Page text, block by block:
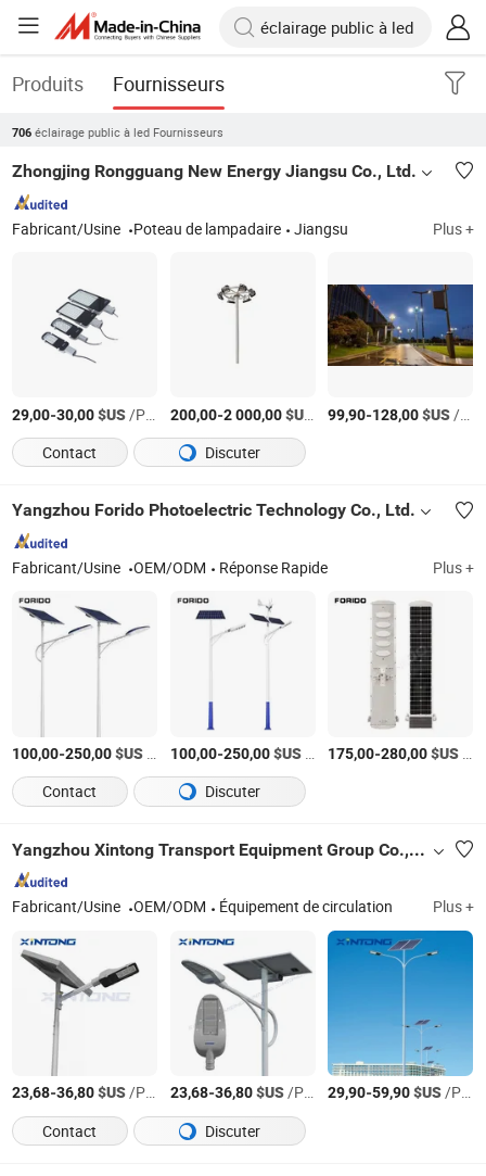
Produits Fournisseurs
706 éclairage public à led Fournisseurs
Zhongjing Rongguang New Energy Jiangsu Co., Ltd.
Fabricant/Usine Poteau de lampadaire Jiangsu Plus +
29,00-30,00$US/Pièce 200,00-2 000,00$US /Pièce
99,90-128,00$US/Pièce
Contact
Discuter
Yangzhou Forido Photoelectric Technology Co., Ltd.
Fabricant/Usine OEM/ODM Réponse Rapide Plus +
100,00-250,00$US 100,00-250,00$US/Jeu 175,00-280,00$US
Contact
Discuter
Yangzhou Xintong Transport Equipment Group Co., Ltd.
Fabricant/Usine OEM/ODM Équipement de circulation Plus +
23,68-36,80$US/Pièce 23,68-36,80$US/Pièce 29,90-59,90$US/Pièce
Contact
Discuter